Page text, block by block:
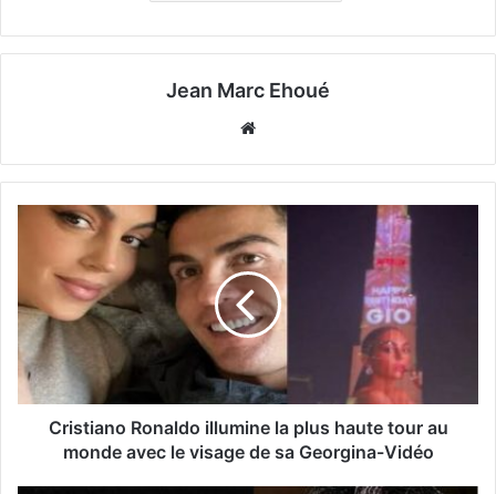
Jean Marc Ehoué
Cristiano Ronaldo illumine la plus haute tour au
monde avec le visage de sa Georgina-Vidéo